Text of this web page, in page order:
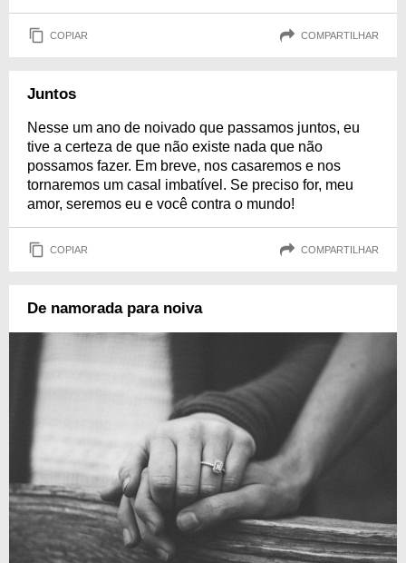
COPIAR COMPARTILHAR
Juntos
Nesse um ano de noivado que passamos juntos, eu
tive a certeza de que não existe nada que não
possamos fazer. Em breve, nos casaremos e nos
tornaremos um casal imbatível. Se preciso for, meu
amor, seremos eu e você contra o mundo!
COPIAR COMPARTILHAR
De namorada para noiva